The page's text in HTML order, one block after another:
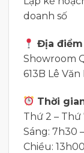
doanh số
Địa
Showroom
613B Lê
Thời
Thứ 2 – Thứ
Sáng: 7h30
Chiều: